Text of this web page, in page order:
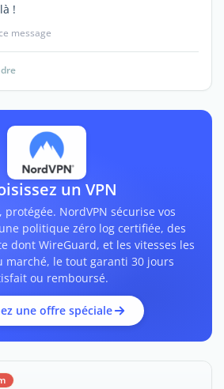
!
message
un VPN
protégée. NordVPN sécurise vos
politique zéro log certifiée, des
dont WireGuard, et les vitesses les
marché, le tout garanti 30 jours
ou remboursé.
une offre spéciale